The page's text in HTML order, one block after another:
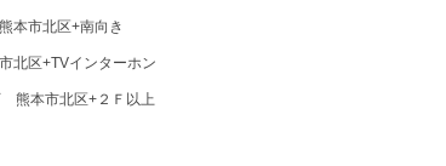
熊本市北区+南向き
北区+TVインターホン
熊本市北区+２Ｆ以上